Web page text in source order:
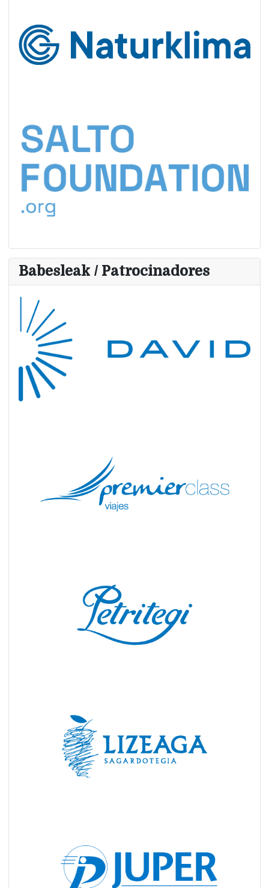
Babesleak / Patrocinadores